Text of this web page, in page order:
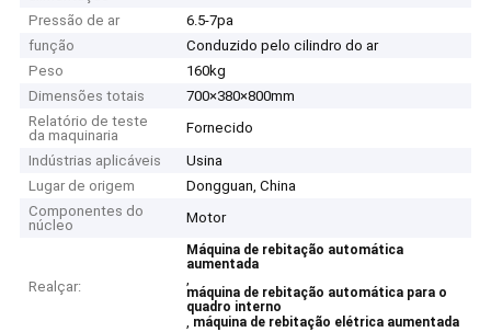
Pressão de ar
6.5-7pa
função
Conduzido pelo cilindro do ar
Peso
160kg
Dimensões totais
700×380×800mm
Relatório de teste
da maquinaria
Fornecido
Indústrias aplicáveis
Usina
Lugar de origem
Dongguan, China
Componentes do
núcleo
Motor
Realçar:
Máquina de rebitação automática
aumentada
,
máquina de rebitação automática para o
quadro interno
, máquina de rebitação elétrica aumentada